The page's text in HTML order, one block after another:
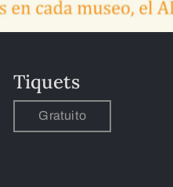
Tiquets
Gratuito